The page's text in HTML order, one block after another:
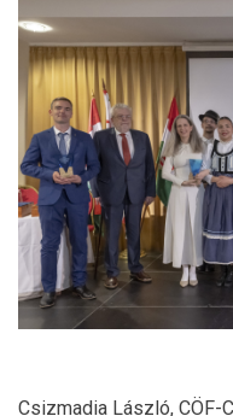
Csizmadia László, CÖF-